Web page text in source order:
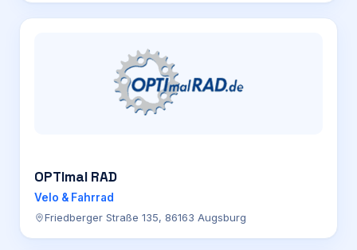
OPTImal RAD
Velo & Fahrrad
Friedberger Straße 135, 86163 Augsburg